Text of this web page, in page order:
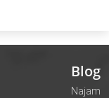
Blog
Najam